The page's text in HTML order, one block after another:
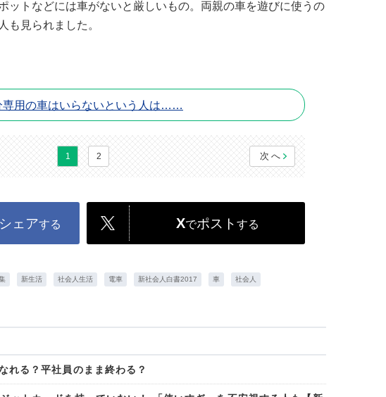
ットなどには車がないと厳しいもの。両親の車を遊びに使うの
も見られました。
専用の車はいらないという人は……
1 2 次へ
シェアする Xでポスト する
新生活 社会人生活 電車 新社会人白書2017 車 社会人
れる？平社員のまま終わる？